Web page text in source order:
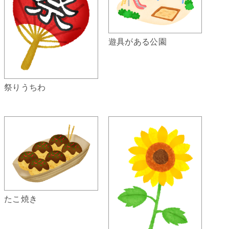
祭りうちわ
遊具がある公園
たこ焼き